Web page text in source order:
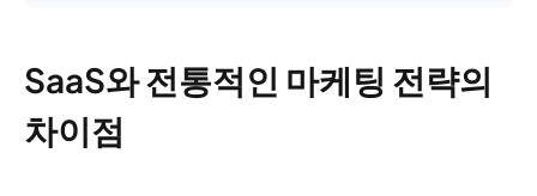
SaaS와 전통적인 마케팅 전략의
차이점